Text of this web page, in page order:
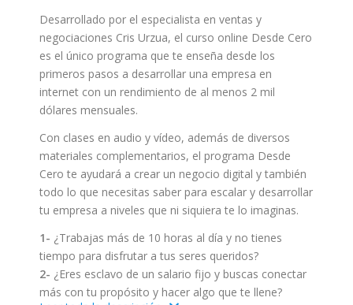
Desarrollado por el especialista en ventas y
negociaciones Cris Urzua, el curso online Desde Cero
es el único programa que te enseña desde los
primeros pasos a desarrollar una empresa en
internet con un rendimiento de al menos 2 mil
dólares mensuales.
Con clases en audio y vídeo, además de diversos
materiales complementarios, el programa Desde
Cero te ayudará a crear un negocio digital y también
todo lo que necesitas saber para escalar y desarrollar
tu empresa a niveles que ni siquiera te lo imaginas.
1- ¿Trabajas más de 10 horas al día y no tienes
tiempo para disfrutar a tus seres queridos?
2- ¿Eres esclavo de un salario fijo y buscas conectar
más con tu propósito y hacer algo que te llene?